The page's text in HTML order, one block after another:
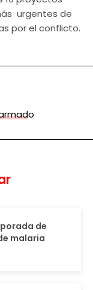
urgentes de
por el conflicto.
de
malaria